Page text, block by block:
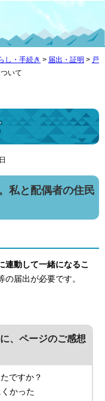
し・手続き > 届出・証明 > 戸
いて
私と配偶者の住民
連動して一緒になるこ
届出が必要です。
、ページのご感想
ですか？
かった